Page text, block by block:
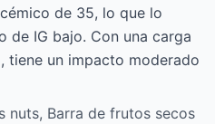
de 35, lo que lo
de IG bajo. Con una carga
tiene un impacto moderado
nuts, Barra de frutos secos